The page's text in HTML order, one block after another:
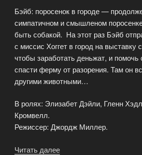
Бэйб: поросенок в городе —
симпатичном и смышленом
быть собакой. На этот раз Бэйб
с миссис Хоггет в город на выставку
чтобы заработать деньжат, и помочь
спасти ферму от разорения. Там он
другими животными…
В ролях: Элизабет Дэйли, Гленн
Кромвелл.
Режиссер: Джордж Миллер.
Читать далее